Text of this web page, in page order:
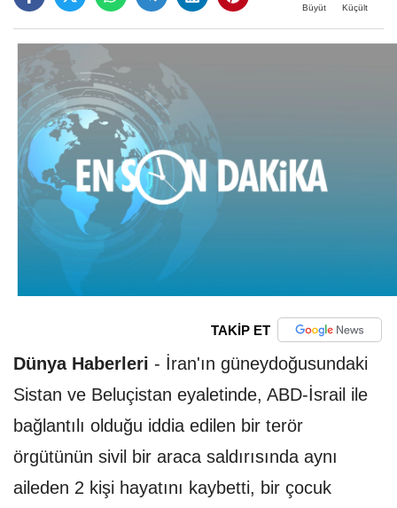
Büyüt Küçült
TAKİP ET
Dünya Haberleri - İran'ın güneydoğusundaki
Sistan ve Beluçistan eyaletinde, ABD-İsrail ile
bağlantılı olduğu iddia edilen bir terör
örgütünün sivil bir araca saldırısında aynı
aileden 2 kişi hayatını kaybetti, bir çocuk